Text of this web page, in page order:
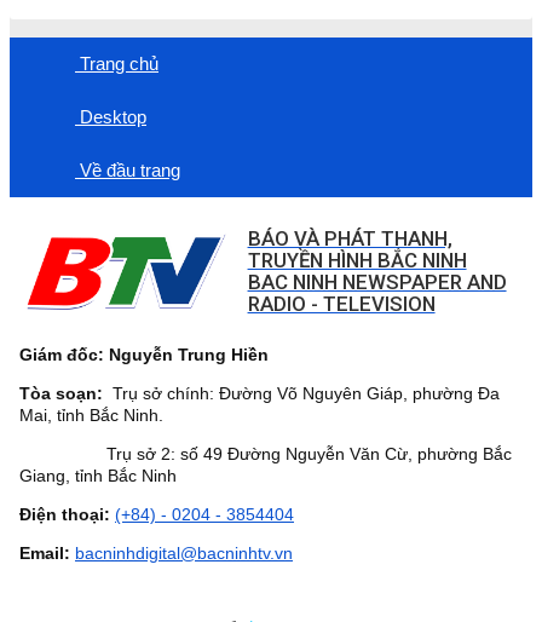
Trang chủ
Desktop
Về đầu trang
BÁO VÀ PHÁT THANH,
TRUYỀN HÌNH BẮC NINH
BAC NINH NEWSPAPER AND
RADIO - TELEVISION
Giám đốc: Nguyễn Trung Hiền
Tòa soạn: Trụ sở chính: Đường Võ Nguyên Giáp, phường Đa
Mai, tỉnh Bắc Ninh.
Trụ sở 2: số 49 Đường Nguyễn Văn Cừ, phường Bắc
Giang, tỉnh Bắc Ninh
Điện thoại: (+84) - 0204 - 3854404
Email: bacninhdigital@bacninhtv.vn